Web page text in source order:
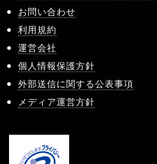
お問い合わせ
利用規約
運営会社
個人情報保護方針
外部送信に関する公表事項
メディア運営方針